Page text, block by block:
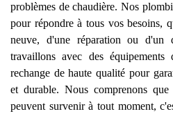
problèmes de chaudière. Nos
pour répondre à tous vos besoins,
neuve, d'une réparation ou d'un
travaillons avec des
rechange de haute qualité pour
et durable. Nous comprenons
peuvent survenir à tout moment,